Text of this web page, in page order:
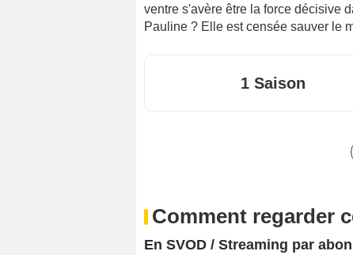
ventre s'avère être la force décisive
Pauline ? Elle est censée sauver le
1 Saison
Comment regarder
En SVOD / Streaming par